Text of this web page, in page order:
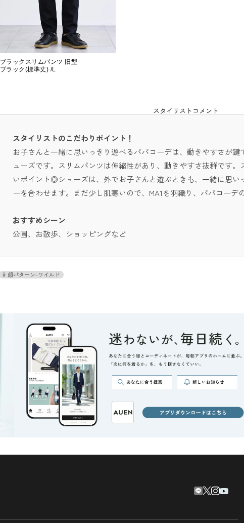
ブラックスリムパンツ 旧型
ブラック(標準丈) /L
スタイリストコメント
スタイリストのこだわりポイント！
お子さんと一緒に思いっきり遊べるパパコーデは、動きやすさが
ューズです。スリムパンツは伸縮性があり、動きやすさ抜群です。
いポイント◎シューズは、外でお子さんと遊ぶときも、一緒に思い
ーを合わせます。まだ少し肌寒いので、MA1を羽織り、パパコーデ
おすすめシーン
公園、お散歩、ショッピングなど
顔パターン-ワイルド